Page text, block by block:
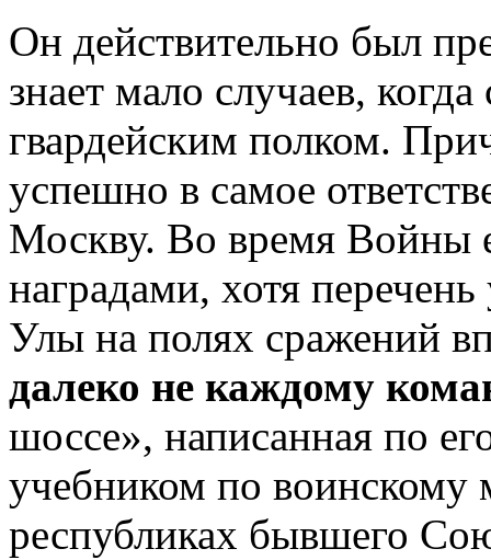
Он действительно был
знает мало случаев,
гвардейским полком.
успешно в самое
Москву. Во время Войны
наградами, хотя
Улы на полях сражений
далеко не каждому
шоссе», написанная по
учебником по воинскому
республиках бывшего